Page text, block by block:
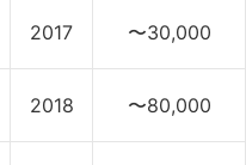
2017 〜30,000
2018 〜80,000